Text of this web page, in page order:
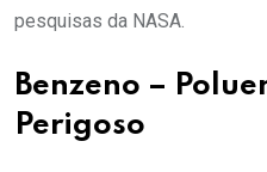
pesquisas da NASA.
Benzeno –
Perigoso